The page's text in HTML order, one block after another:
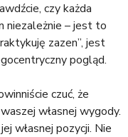
czy każda
niezależnie – jest to
zazen”, jest
pogląd.
czuć, że
własnej wygody.
własnej pozycji. Nie